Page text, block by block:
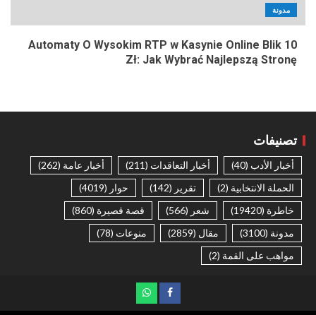
مدونة
Automaty O Wysokim RTP w Kasynie Online Blik 10
Zł: Jak Wybrać Najlepszą Stronę
تصنيفات
أخبار الأدب (40) أخبار التعاقدات (211) أخبار عامة (262)
الحملة الانتخابية (2) تقرير (142) حوار (4019)
خاطرة (19420) شعر (566) قصة قصيرة (860)
مدونة (3100) مقال (2859) منوعات (78)
مواهب على القمة (2)